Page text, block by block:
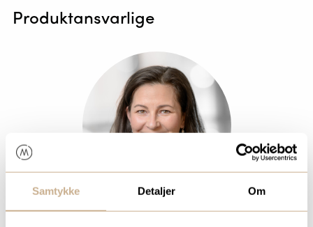
Samtykke Detaljer Om
Produktansvarlige